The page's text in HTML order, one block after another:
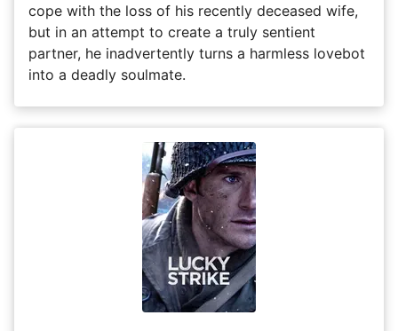
cope with the loss of his recently deceased wife,
but in an attempt to create a truly sentient
partner, he inadvertently turns a harmless lovebot
into a deadly soulmate.